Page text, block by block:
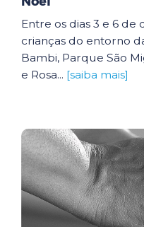
Entre os dias 3 e 6 de
crianças do entorno
Bambi, Parque São
e Rosa... [saiba mais]